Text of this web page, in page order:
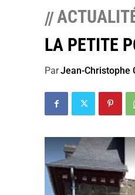
//
LA PETITE
ParJean-Christophe